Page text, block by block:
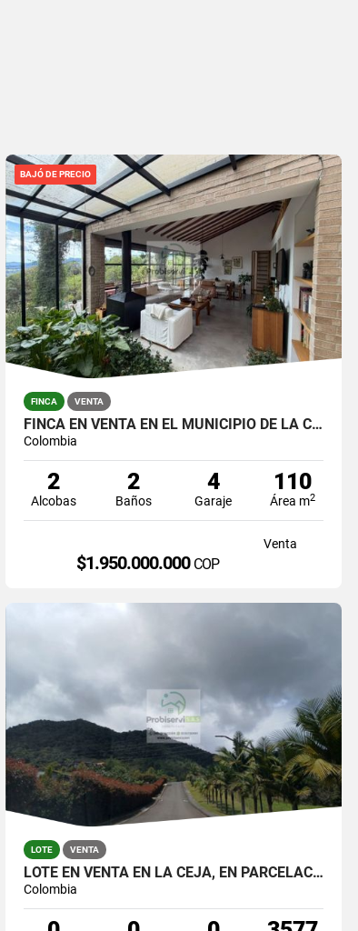
BAJÓ DE PRECIO
FINCA VENTA
FINCA EN VENTA EN EL MUNICIPIO DE LA CEJA, SECTOR ALTOS DEL TAMBO
Colombia
2
Alcobas
2
Baños
4
Garaje
110
Área m2
Venta
$1.950.000.000 COP
LOTE VENTA
LOTE EN VENTA EN LA CEJA, EN PARCELACION
Colombia